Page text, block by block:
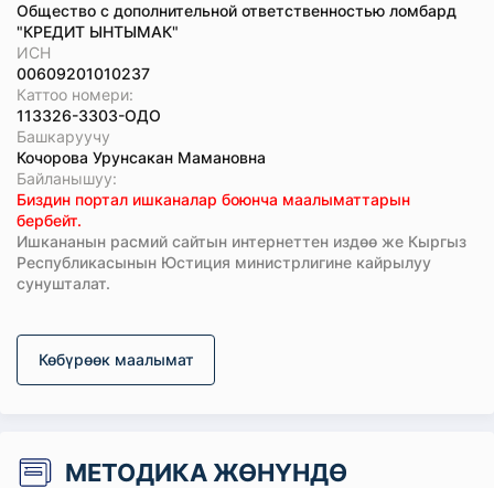
Общество с дополнительной ответственностью ломбард
"КРЕДИТ ЫНТЫМАК"
ИСН
00609201010237
Каттоо номери:
113326-3303-ОДО
Башкаруучу
Кочорова Урунсакан Мамановна
Байланышуу:
Биздин портал ишканалар боюнча маалыматтарын
бербейт.
Ишкананын расмий сайтын интернеттен издөө же Кыргыз
Республикасынын Юстиция министрлигине кайрылуу
сунушталат.
Көбүрөөк маалымат
МЕТОДИКА ЖӨНҮНДӨ